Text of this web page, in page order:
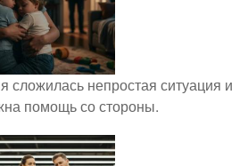
сложилась непростая ситуация и
помощь со стороны.